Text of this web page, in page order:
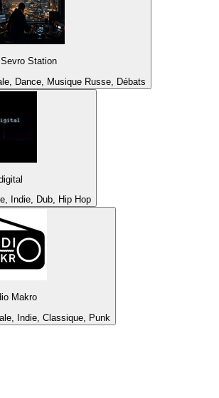
Sevro Station
Dance, Musique Russe, Débats
Indie, Dub, Hip Hop
Makro
Indie, Classique, Punk